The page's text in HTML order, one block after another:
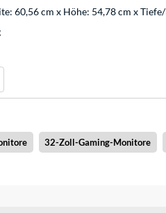
60,56 cm x Höhe: 54,78 cm x
32-Zoll-Gaming-Monitore